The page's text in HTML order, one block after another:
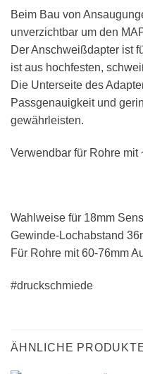
Beim Bau von
unverzichtbar um den
Der Anschweißdapter ist
ist aus hochfesten,
Die Unterseite des
Passgenauigkeit und
gewährleisten.
Verwendbar für Rohre mit
Wahlweise für 18mm
Gewinde-Lochabstand
Für Rohre mit 60-76mm
#druckschmiede
ÄHNLICHE